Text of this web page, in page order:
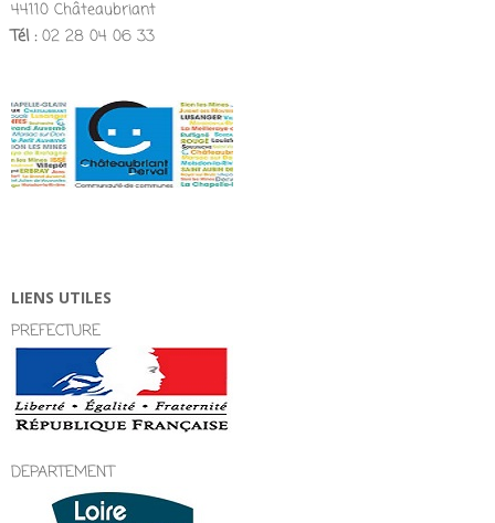
44110 Châteaubriant
Tél :02 28 04 06 33
LIENS UTILES
PREFECTURE
DEPARTEMENT